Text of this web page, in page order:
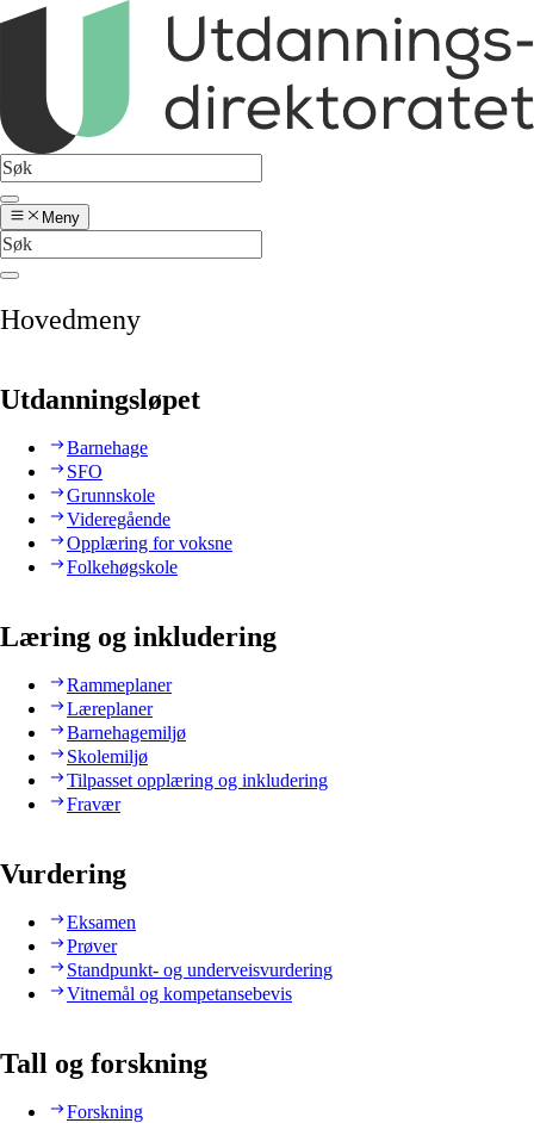
Meny
Hovedmeny
Utdanningsløpet
Barnehage
SFO
Grunnskole
Videregående
Opplæring for voksne
Folkehøgskole
Læring og inkludering
Rammeplaner
Læreplaner
Barnehagemiljø
Skolemiljø
Tilpasset opplæring og inkludering
Fravær
Vurdering
Eksamen
Prøver
Standpunkt- og underveisvurdering
Vitnemål og kompetansebevis
Tall og forskning
Forskning